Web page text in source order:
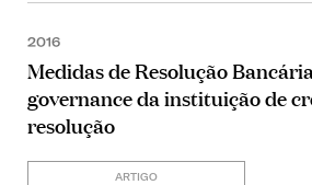
2016
Medidas de Resolução
governance da instituição de
resolução
ARTIGO